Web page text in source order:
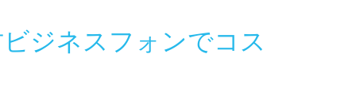
ジネスフォンでコス